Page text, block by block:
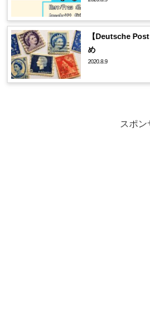
【Deutsche
め
2020.8.9
スポン